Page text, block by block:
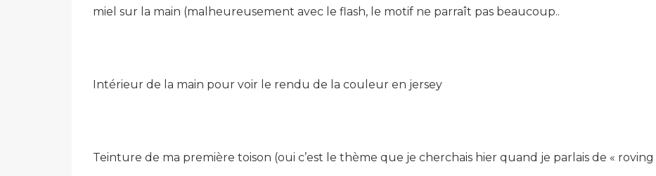
miel sur la main (malheureusement avec le flash, le motif ne parraît pas beaucoup..
Intérieur de la main pour voir le rendu de la couleur en jersey
Teinture de ma première toison (oui c’est le thème que je cherchais hier quand je parlais de « roving